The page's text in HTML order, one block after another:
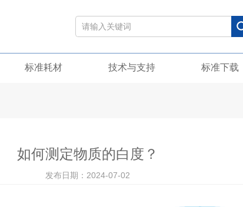
标准耗材 技术与支持 标准下载
如何测定物质的白度？
发布日期：2024-07-02